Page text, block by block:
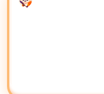
المدونات والمقالات
ونبرته وخبرته